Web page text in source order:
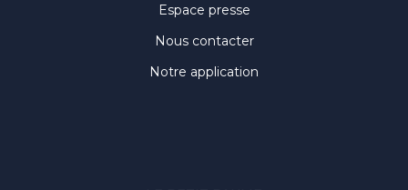
Espace presse
Nous contacter
Notre application